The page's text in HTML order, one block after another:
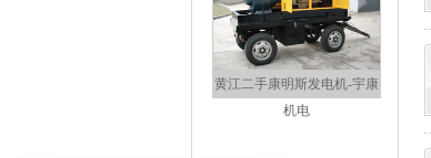
黄江二手康明斯发电机-宇康
机电